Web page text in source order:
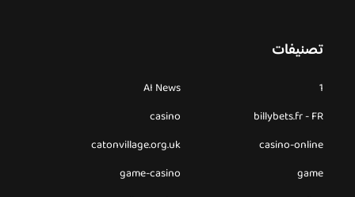
تصنيفات
1
AI News
billybets.fr - FR
casino
casino-online
catonvillage.org.uk
game
game-casino